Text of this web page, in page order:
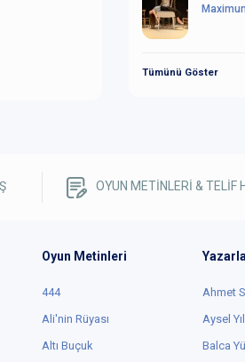
Tümünü Göster
OYUN METİNLERİ & TELİF
Oyun Metinleri
444
Ali'nin Rüyası
Altı Buçuk
Ahmet
Aysel
Balca